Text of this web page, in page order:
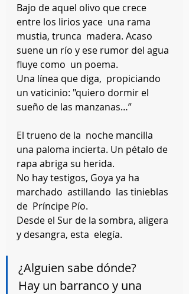
Bajo de aquel olivo que crece
entre los lirios yace  una rama
mustia, trunca  madera. Acaso
suene un río y ese rumor del agua
fluye como  un poema.
Una línea que diga,  propiciando
un vaticinio: "quiero dormir el
sueño de las manzanas…”
El trueno de la  noche mancilla
una paloma incierta. Un pétalo de
rapa abriga su herida.
No hay testigos, Goya ya ha
marchado  astillando  las tinieblas
de  Príncipe Pío.
Desde el Sur de la sombra, aligera
y desangra, esta  elegía.
¿Alguien sabe dónde?
Hay un barranco y una